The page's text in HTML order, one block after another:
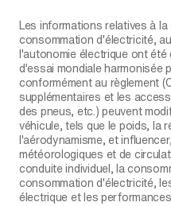
Les informations relatives à
consommation d'électricité,
l'autonomie électrique ont
d'essai mondiale harmonisée
conformément au règlement
supplémentaires et les
des pneus, etc.) peuvent
véhicule, tels que le poids, la
l'aérodynamisme, et
météorologiques et de
conduite individuel, la
consommation d'électricité,
électrique et les